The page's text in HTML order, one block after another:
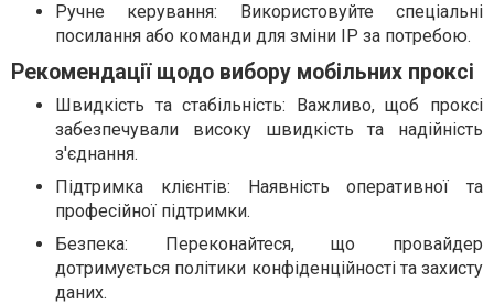
Ручне керування: Використовуйте спеціальні
посилання або команди для зміни IP за потребою.
Рекомендації щодо вибору мобільних проксі
Швидкість та стабільність: Важливо, щоб проксі
забезпечували високу швидкість та надійність
з'єднання.
Підтримка клієнтів: Наявність оперативної та
професійної підтримки.
Безпека: Переконайтеся, що провайдер
дотримується політики конфіденційності та захисту
даних.